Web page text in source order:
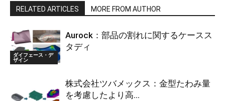
RELATED ARTICLES MORE FROM AUTHOR
ダイフェース・デ
ザイン
Aurock：部品の割れに関するケースス
タディ
株式会社ツバメックス：金型たわみ量
を考慮したより高...